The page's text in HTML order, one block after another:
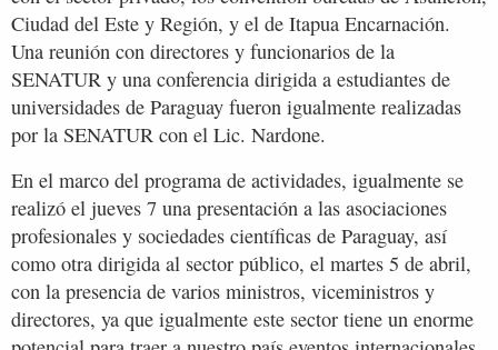
Ciudad del Este y Región, y el de Itapua Encarnación.
Una reunión con directores y funcionarios de la
SENATUR y una conferencia dirigida a estudiantes de
universidades de Paraguay fueron igualmente realizadas
por la SENATUR con el Lic. Nardone.
En el marco del programa de actividades, igualmente se
realizó el jueves 7 una presentación a las asociaciones
profesionales y sociedades científicas de Paraguay, así
como otra dirigida al sector público, el martes 5 de abril,
con la presencia de varios ministros, viceministros y
directores, ya que igualmente este sector tiene un enorme